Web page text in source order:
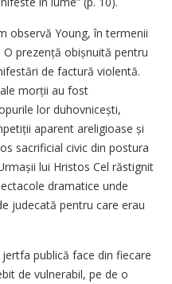
observă Young, în termenii
O prezență obișnuită pentru
de factură violentă.
morții au fost
lor duhovnicești,
aparent areligioase și
sacrificial civic din postura
lui Hristos Cel răstignit
dramatice unde
judecată pentru care erau
publică face din fiecare
de vulnerabil, pe de o